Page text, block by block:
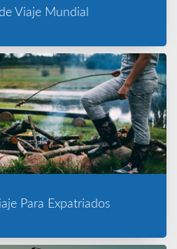
Viaje Mundial
Para Expatriados